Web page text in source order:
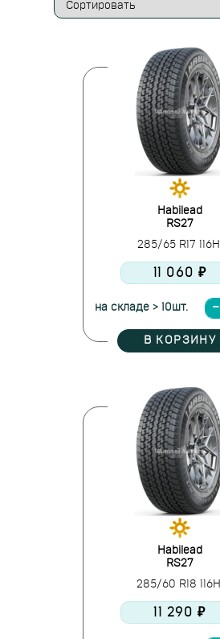
Habilead
RS27
285/65 R17 116H
11 060 ₽
на складе > 10шт.
В КОРЗИНУ
Habilead
RS27
285/60 R18 116H
11 290 ₽